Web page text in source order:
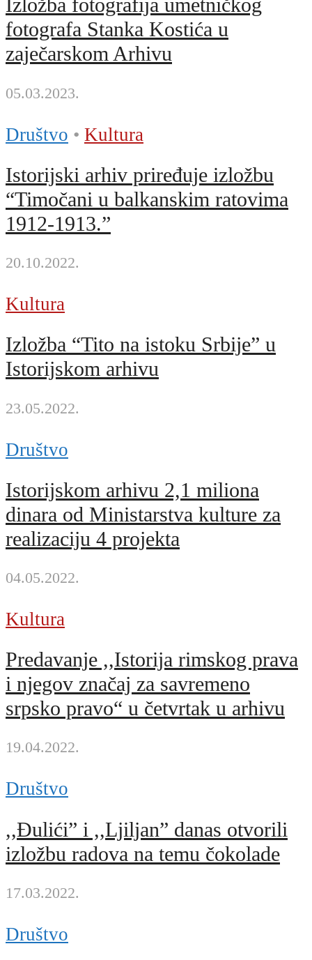
Izložba fotografija umetničkog
fotografa Stanka Kostića u
zaječarskom Arhivu
05.03.2023.
Društvo • Kultura
Istorijski arhiv priređuje izložbu
“Timočani u balkanskim ratovima
1912-1913.”
20.10.2022.
Kultura
Izložba “Tito na istoku Srbije” u
Istorijskom arhivu
23.05.2022.
Društvo
Istorijskom arhivu 2,1 miliona
dinara od Ministarstva kulture za
realizaciju 4 projekta
04.05.2022.
Kultura
Predavanje ,,Istorija rimskog prava
i njegov značaj za savremeno
srpsko pravo“ u četvrtak u arhivu
19.04.2022.
Društvo
,,Đulići” i ,,Ljiljan” danas otvorili
izložbu radova na temu čokolade
17.03.2022.
Društvo